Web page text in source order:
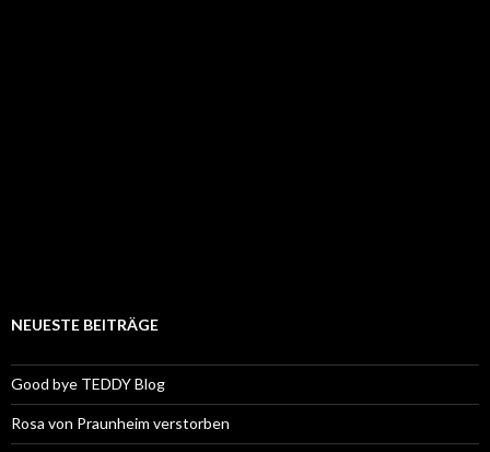
NEUESTE BEITRÄGE
Good bye TEDDY Blog
Rosa von Praunheim verstorben